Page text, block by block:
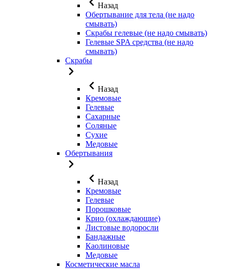
Назад
Обертывание для тела (не надо
смывать)
Скрабы гелевые (не надо смывать)
Гелевые SPA средства (не надо
смывать)
Скрабы
Назад
Кремовые
Гелевые
Сахарные
Соляные
Сухие
Медовые
Обертывания
Назад
Кремовые
Гелевые
Порошковые
Крио (охлаждающие)
Листовые водоросли
Бандажные
Каолиновые
Медовые
Косметические масла